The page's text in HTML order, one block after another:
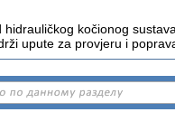
hidrauličkog kočionog
upute za provjeru i